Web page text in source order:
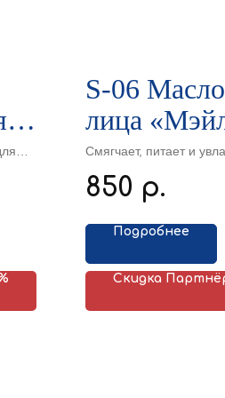
S-06
лица
мл)
Смягчает, питает и
850 р.
Подробнее
Скидка